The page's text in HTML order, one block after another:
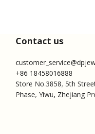
Contact us
+86 18458016888
Store No.3858, 5th
Phase, Yiwu, Zhejiang